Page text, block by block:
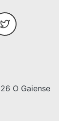
O Gaiense